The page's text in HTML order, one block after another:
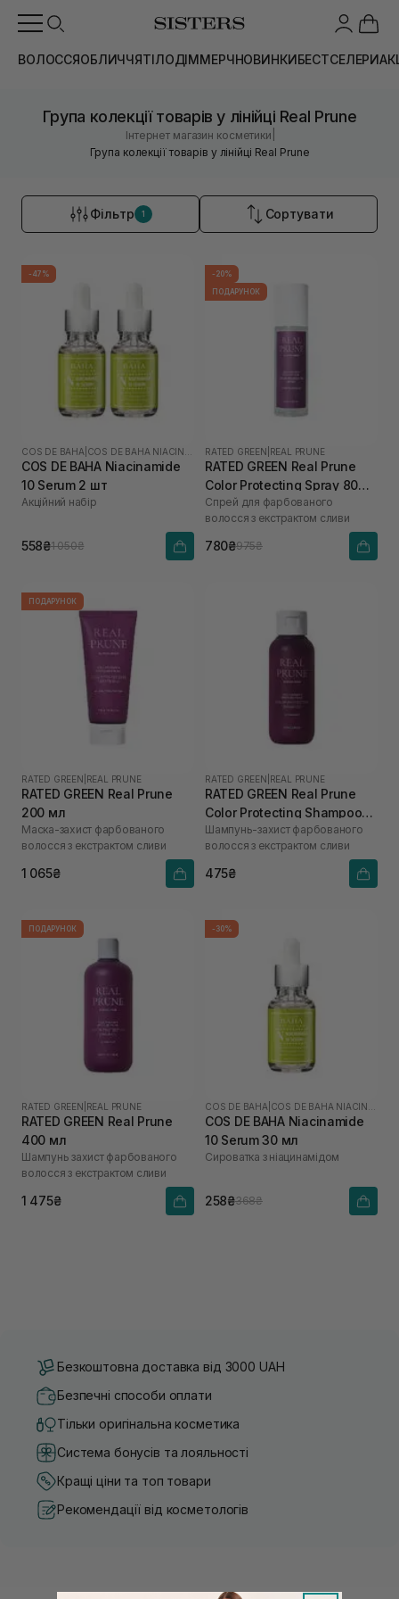
ВОЛОССЯОБЛИЧЧЯТІЛОДІММЕРЧНОВИНКИБЕСТСЕЛЕРИ
Група колекції товарів у лінійці Real Prune
Інтернет магазин косметики
Група колекції товарів у лінійці Real Prune
Фільтр 1 Сортувати
-47%
COS DE BAHA
COS DE BAHA Niacinamide
10 Serum 2 шт
Акційний набір
558₴1 050₴
-20%
ПОДАРУНОК
RATED GREEN REAL PRUNE
RATED GREEN Real Prune
Color Protecting Spray 80
мл
Спрей для фарбованого
волосся з екстрактом сливи
780₴975₴
ПОДАРУНОК
RATED GREEN REAL PRUNE
RATED GREEN Real Prune
200 мл
Маска-захист фарбованого
волосся з екстрактом сливи
1 065₴
RATED GREEN REAL PRUNE
RATED GREEN Real Prune
Color Protecting Shampoo
100 мл
Шампунь-захист фарбованого
волосся з екстрактом сливи
475₴
ПОДАРУНОК
RATED GREEN REAL PRUNE
RATED GREEN Real Prune
400 мл
Шампунь захист фарбованого
волосся з екстрактом сливи
1 475₴
-30%
COS DE BAHA
COS DE BAHA Niacinamide
10 Serum 30 мл
Сироватка з ніацинамідом
258₴368₴
Безкоштовна доставка від 3000 UAH
Безпечні способи оплати
Тільки оригінальна косметика
Система бонусів та лояльності
Кращі ціни та топ товари
Рекомендації від косметологів